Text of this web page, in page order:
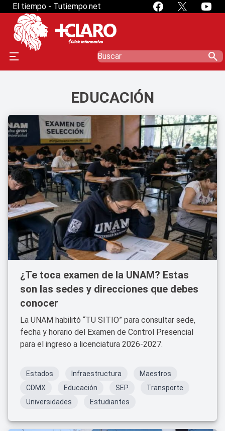
El tiempo - Tutiempo.net
search
EDUCACIÓN
¿Te toca examen de la UNAM? Estas
son las sedes y direcciones que debes
conocer
La UNAM habilitó “TU SITIO” para consultar sede,
fecha y horario del Examen de Control Presencial
para el ingreso a licenciatura 2026-2027.
Estados Infraestructura
Maestros
CDMX
Educación SEP
Transporte
Universidades
Estudiantes